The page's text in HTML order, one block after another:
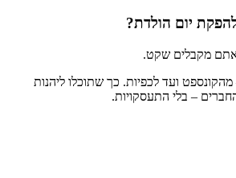
יום הולדת?
מקבלים שקט.
ועד לכפיות. כך שתוכלו ליהנות
– בלי התעסקויות.